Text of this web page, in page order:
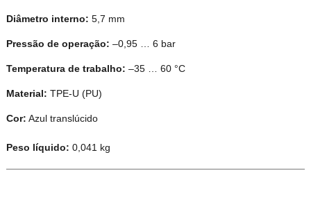
Diâmetro interno: 5,7 mm
Pressão de operação: –0,95 … 6 bar
Temperatura de trabalho: –35 … 60 °C
Material: TPE-U (PU)
Cor: Azul translúcido
Peso líquido: 0,041 kg